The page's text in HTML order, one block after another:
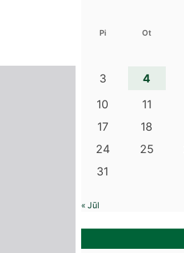
Pi Ot
3
4
10
11
17
18
24
25
31
« Jūl